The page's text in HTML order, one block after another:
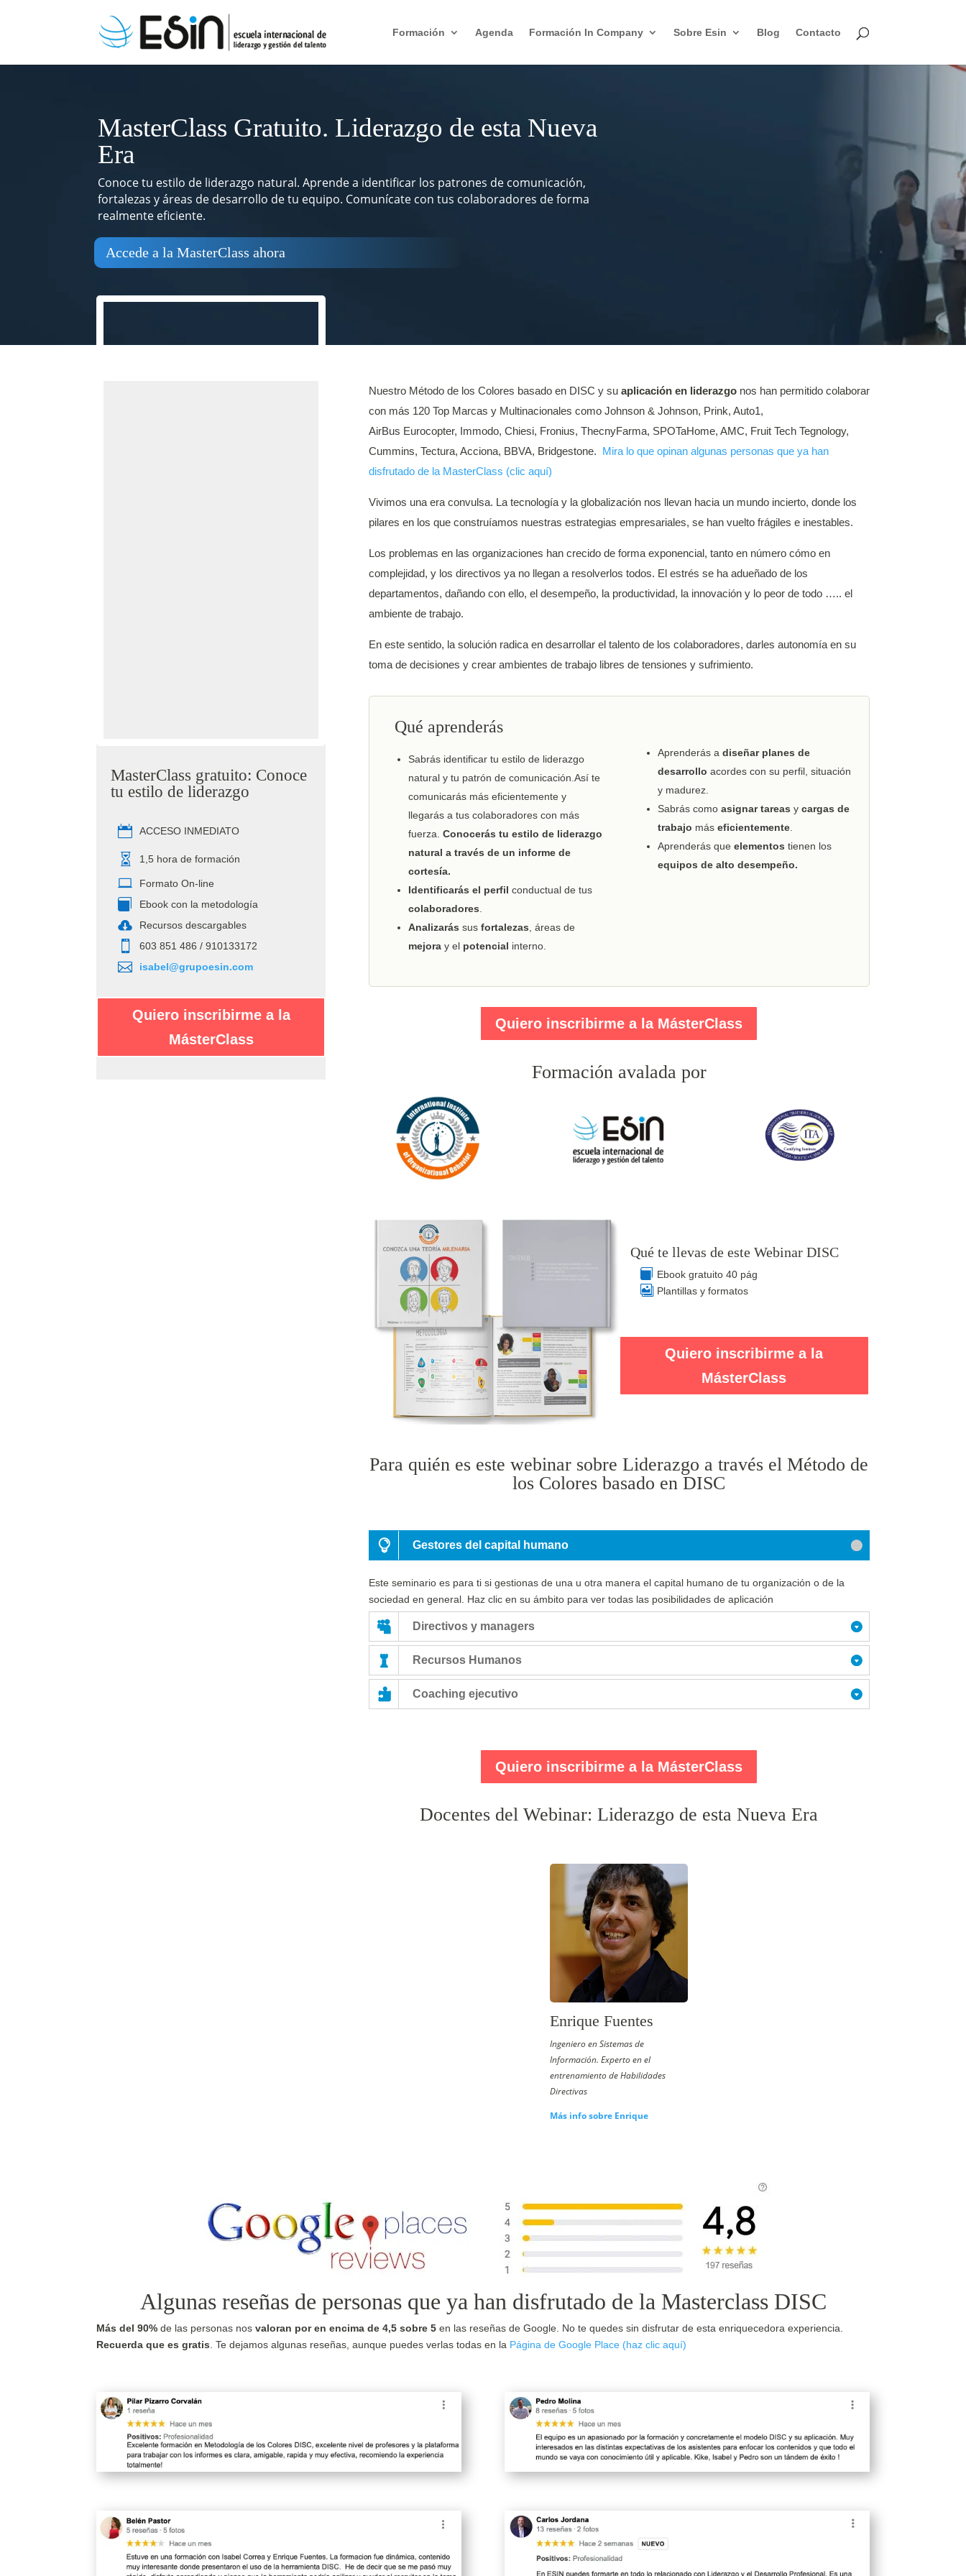
Formación Agenda Formación In Company Sobre Esin Blog Contacto
MasterClass Gratuito. Liderazgo de esta Nueva
Era
Conoce tu estilo de liderazgo natural. Aprende a identificar los patrones de comunicación,
fortalezas y áreas de desarrollo de tu equipo. Comunícate con tus colaboradores de forma
realmente eficiente.
Accede a la MasterClass ahora
MasterClass gratuito: Conoce
tu estilo de liderazgo
ACCESO INMEDIATO
1,5 hora de formación
Formato On-line
Ebook con la metodología
Recursos descargables
‭603 851 486‬ / 910133172
isabel@grupoesin.com
Quiero inscribirme a la
MásterClass
Nuestro Método de los Colores basado en DISC y su aplicación en liderazgonos han permitido colaborar
con más 120 Top Marcas y Multinacionales como Johnson & Johnson, Prink, Auto1,
AirBus Eurocopter, Immodo, Chiesi, Fronius, ThecnyFarma, SPOTaHome, AMC, Fruit Tech Tegnology,
Cummins, Tectura, Acciona, BBVA, Bridgestone. Mira lo que opinan algunas personas que ya han
disfrutado de la MasterClass (clic aquí)
Vivimos una era convulsa. La tecnología y la globalización nos llevan hacia un mundo incierto, donde los
pilares en los que construíamos nuestras estrategias empresariales, se han vuelto frágiles e inestables.
Los problemas en las organizaciones han crecido de forma exponencial, tanto en número cómo en
complejidad, y los directivos ya no llegan a resolverlos todos. El estrés se ha adueñado de los
departamentos, dañando con ello, el desempeño, la productividad, la innovación y lo peor de todo ….. el
ambiente de trabajo.
En este sentido, la solución radica en desarrollar el talento de los colaboradores, darles autonomía en su
toma de decisiones y crear ambientes de trabajo libres de tensiones y sufrimiento.
Qué aprenderás
Sabrás identificar tu estilo de liderazgo
natural y tu patrón de comunicación.Así te
comunicarás más eficientemente y
llegarás a tus colaboradores con más
fuerza. Conocerás tu estilo de liderazgo
natural a través de un informe de
cortesía.
Identificarás el perfil conductual de tus
colaboradores
Analizarás sus fortalezas , áreas de
mejoray el potencial interno.
Aprenderás adiseñar planes de
desarrollo acordes con su perfil, situación
y madurez.
Sabrás comoasignar tareas ycargas de
trabajo máseficientemente
Aprenderás queelementos tienen los
equipos de alto desempeño.
Quiero inscribirme a la MásterClass
Formación avalada por
Qué te llevas de este Webinar DISC
Ebook gratuito 40 pág
Plantillas y formatos
Quiero inscribirme a la
MásterClass
Para quién es este webinar sobre Liderazgo a través el Método de
los Colores basado en DISC
Gestores del capital humano
Este seminario es para ti si gestionas de una u otra manera el capital humano de tu organización o de la
sociedad en general. Haz clic en su ámbito para ver todas las posibilidades de aplicación
Directivos y managers
Recursos Humanos
Coaching ejecutivo
Quiero inscribirme a la MásterClass
Docentes del Webinar: Liderazgo de esta Nueva Era
Enrique Fuentes
Ingeniero en Sistemas de
Información. Experto en el
entrenamiento de Habilidades
Directivas
Más info sobre Enrique
Algunas reseñas de personas que ya han disfrutado de la Masterclass DISC
Más del 90% de las personas nosvaloran por en encima de 4,5 sobre 5 en las reseñas de Google. No te quedes sin disfrutar de esta enriquecedora experiencia.
Recuerda que es gratis . Te dejamos algunas reseñas, aunque puedes verlas todas en la Página de Google Place (haz clic aquí)